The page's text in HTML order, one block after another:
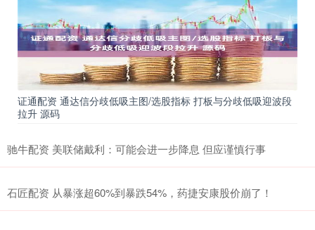
证通配资 通达信分歧低吸主图/选股指标 打板与分歧低吸迎波段
拉升 源码
驰牛配资 美联储戴利：可能会进一步降息 但应谨慎行事
石匠配资 从暴涨超60%到暴跌54%，药捷安康股价崩了！